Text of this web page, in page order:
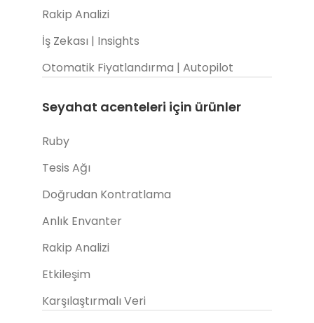
Rakip Analizi
İş Zekası | Insights
Otomatik Fiyatlandırma | Autopilot
Seyahat acenteleri için ürünler
Ruby
Tesis Ağı
Doğrudan Kontratlama
Anlık Envanter
Rakip Analizi
Etkileşim
Karşılaştırmalı Veri